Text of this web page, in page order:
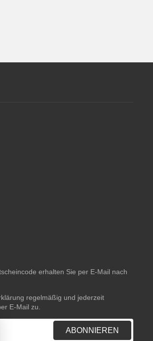
erhalten Sie per E-Mail nach
regelmäßig und jederzeit
E-Mail zu.
ABONNIEREN